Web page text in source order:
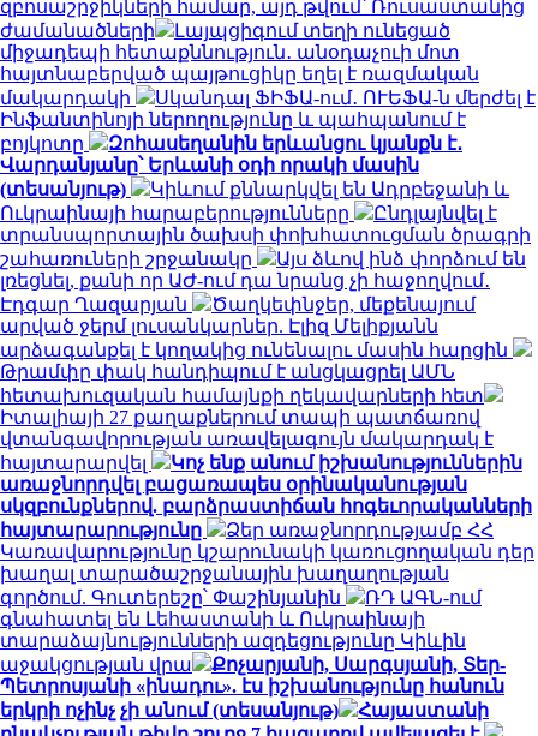
զբոսաշրջիկների համար, այդ թվում՝ Ռուսաստանից
ժամանածների
Լայպցիգում տեղի ունեցած
միջադեպի հետաքննություն․ անօդաչուի մոտ
հայտնաբերված պայթուցիկը եղել է ռազմական
մակարդակի
Սկանդալ ՖԻՖԱ-ում․ ՈՒԵՖԱ-ն մերժել է
Ինֆանտինոյի ներողությունը և պահպանում է
բոյկոտը
Զոհասեղանին երևանցու կյանքն է․
Վարդանյանը՝ Երևանի օդի որակի մասին
(տեսանյութ)
Կիևում քննարկվել են Ադրբեջանի և
Ուկրաինայի հարաբերությունները
Ընդլայնվել է
տրանսպորտային ծախսի փոխհատուցման ծրագրի
շահառուների շրջանակը
Այս ձևով ինձ փորձում են
լռեցնել, քանի որ ԱԺ-ում դա նրանց չի հաջողվում․
Էդգար Ղազարյան
Ծաղկեփնջեր, մեքենայում
արված ջերմ լուսանկարներ. Էլիզ Մելիքյանն
արձագանքել է կողակից ունենալու մասին հարցին
Թրամփը փակ հանդիպում է անցկացրել ԱՄՆ
հետախուզական համայնքի ղեկավարների հետ
Իտալիայի 27 քաղաքներում տապի պատճառով
վտանգավորության առավելագույն մակարդակ է
հայտարարվել
Կոչ ենք անում իշխանություններին
առաջնորդվել բացառապես օրինականության
սկզբունքներով. բարձրաստիճան հոգեւորականների
հայտարարությունը
Ձեր առաջնորդությամբ ՀՀ
Կառավարությունը կշարունակի կառուցողական դեր
խաղալ տարածաշրջանային խաղաղության
գործում. Գուտերեշը՝ Փաշինյանին
ՌԴ ԱԳՆ-ում
գնահատել են Լեհաստանի և Ուկրաինայի
տարաձայնությունների ազդեցությունը Կիևին
աջակցության վրա
Քոչարյանի, Սարգսյանի, Տեր-
Պետրոսյանի «ինադու». էս իշխանությունը հանուն
երկրի ոչինչ չի անում (տեսանյութ)
Հայաստանի